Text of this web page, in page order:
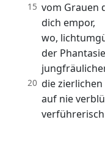
15 vom Grauen
dich empor,
wo,
der
20 die zierlichen
auf nie